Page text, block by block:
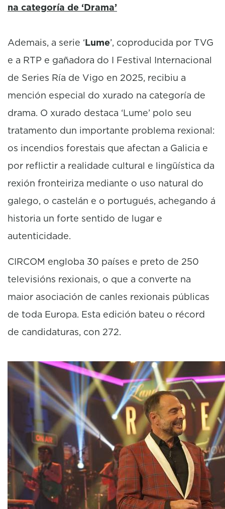
na categoría de ‘Drama’
Ademais, a serie ‘Lume’, coproducida por TVG
e a RTP e gañadora do I Festival Internacional
de Series Ría de Vigo en 2025, recibiu a
mención especial do xurado na categoría de
drama. O xurado destaca ‘Lume’ polo seu
tratamento dun importante problema rexional:
os incendios forestais que afectan a Galicia e
por reflictir a realidade cultural e lingüística da
rexión fronteiriza mediante o uso natural do
galego, o castelán e o portugués, achegando á
historia un forte sentido de lugar e
autenticidade.
CIRCOM engloba 30 países e preto de 250
televisións rexionais, o que a converte na
maior asociación de canles rexionais públicas
de toda Europa. Esta edición bateu o récord
de candidaturas, con 272.